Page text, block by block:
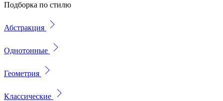
Подборка по стилю
Абстракция
Однотонные
Геометрия
Классические